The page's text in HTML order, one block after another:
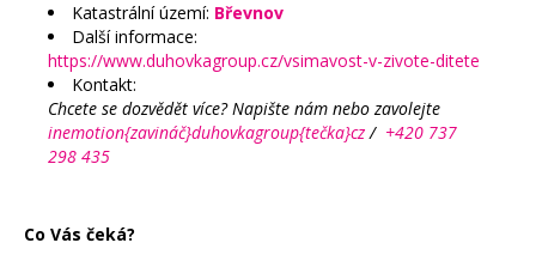
Katastrální území: Břevnov
Další informace:
https://www.duhovkagroup.cz/vsimavost-v-zivote-ditete
Kontakt:
Chcete se dozvědět více? Napište nám nebo zavolejte
inemotion{zavináč}duhovkagroup{tečka}cz / +420 737
298 435
Co Vás čeká?